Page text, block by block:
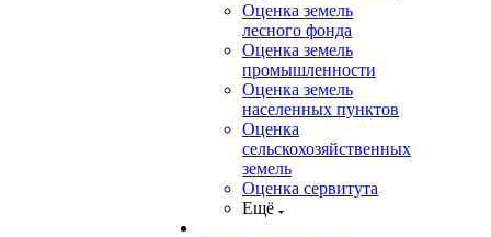
Оценка земель
лесного фонда
Оценка земель
промышленности
Оценка земель
населенных пунктов
Оценка
сельскохозяйственных
земель
Оценка сервитута
Ещё